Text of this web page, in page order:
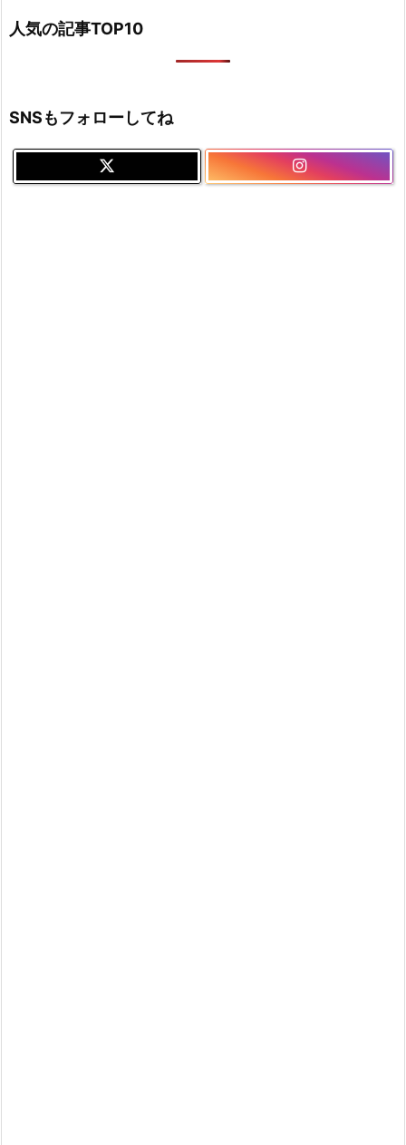
人気の記事TOP10
SNSもフォローしてね